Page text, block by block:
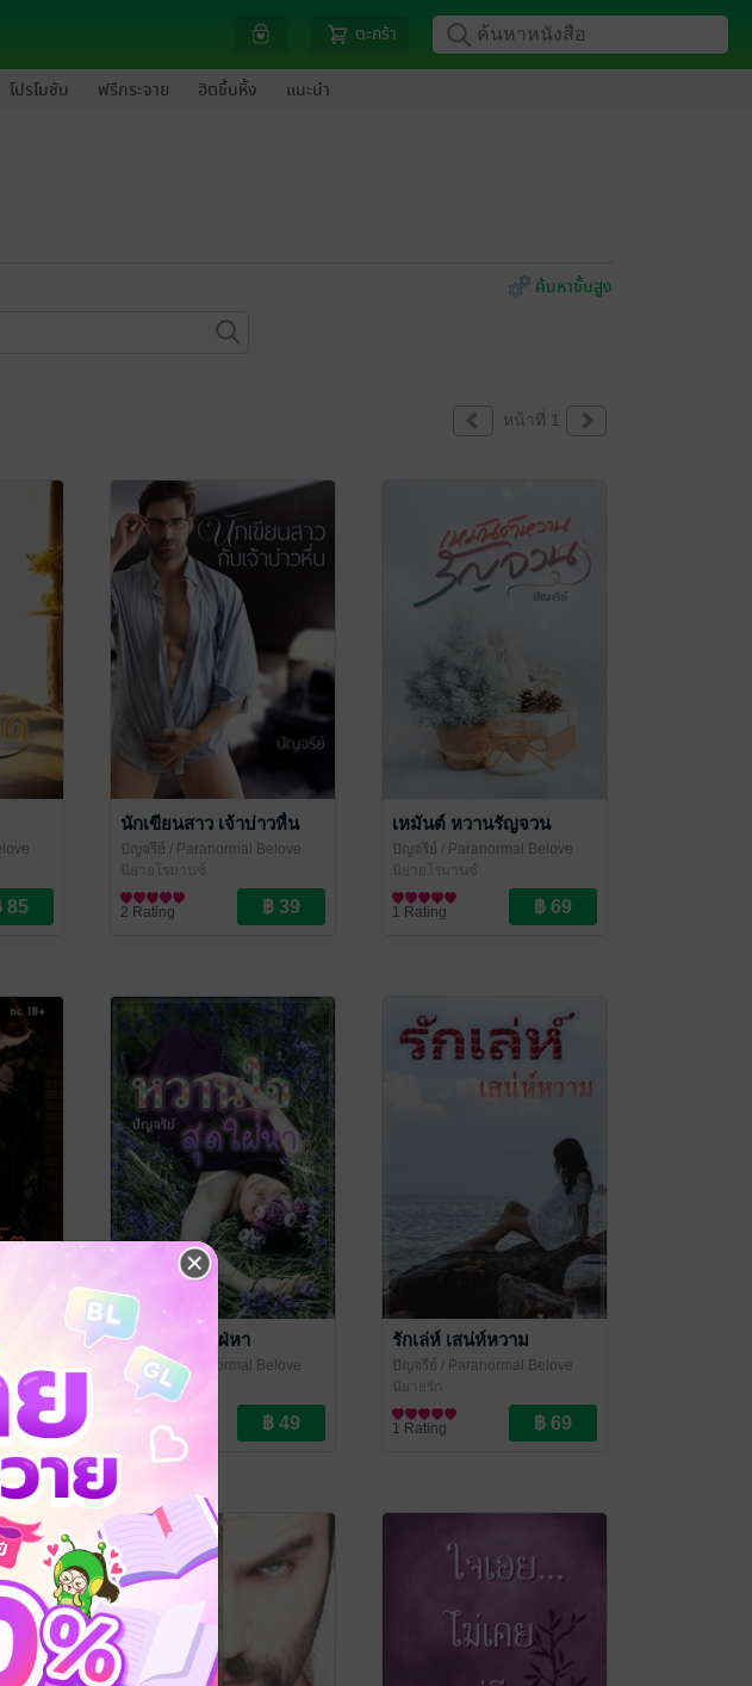
ตะกร้า
โปรโมชัน ฟรีกระจาย ฮิตขึ้นหิ้ง แนะนำ
ค้นหาขั้นสูง
หน้าที่ 1
นักเขียนสาว เจ้าบ่าวหื่น
ปัญจรีย์ / Paranormal Belove
นิยายโรมานซ์
2 Rating
เหมันต์ หวานรัญจวน
ปัญจรีย์ / Paranormal Belove
นิยายโรมานซ์
1 Rating
หวานใจ สุดใฝ่หา
ปัญจรีย์/ Paranormal Belove
นิยายโรมานซ์
3 Rating
รักเล่ห์ เสน่ห์หวาม
ปัญจรีย์ / Paranormal Belove
นิยายรัก
1 Rating